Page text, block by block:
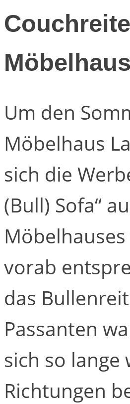
Möbelhaus
Um den
Möbelhaus
sich die
(Bull) Sofa“
vorab
das
Passanten
sich so
Richtungen